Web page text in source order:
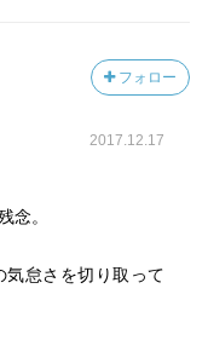
フォロー
2017.12.17
念。
気怠さを切り取って